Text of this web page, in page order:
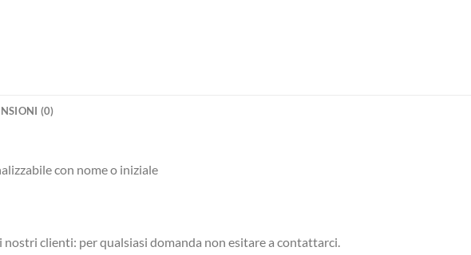
(0)
con nome o iniziale
nostri clienti: per qualsiasi domanda non esitare a contattarci.